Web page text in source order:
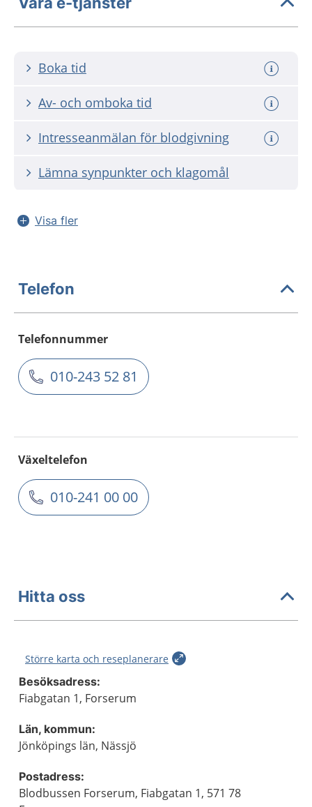
Boka tid
Av- och omboka tid
Intresseanmälan för blodgivning
Lämna synpunkter och klagomål
Visa fler
Telefon
Telefonnummer
010-243 52 81
Växeltelefon
010-241 00 00
Hitta oss
Större karta och reseplanerare
Besöksadress:
Fiabgatan 1, Forserum
Län, kommun:
Jönköpings län, Nässjö
Postadress:
Blodbussen Forserum, Fiabgatan 1, 571 78